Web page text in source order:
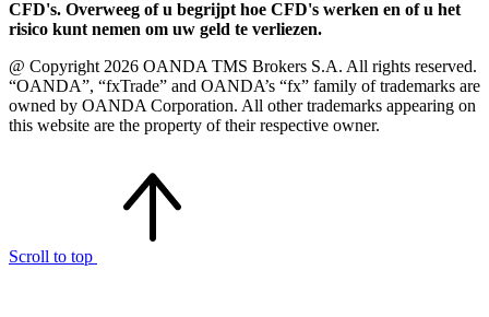
CFD's. Overweeg of u begrijpt hoe CFD's werken en of u het
risico kunt nemen om uw geld te verliezen.
@ Copyright 2026 OANDA TMS Brokers S.A. All rights reserved.
“OANDA”, “fxTrade” and OANDA’s “fx” family of trademarks are
owned by OANDA Corporation. All other trademarks appearing on
this website are the property of their respective owner.
Scroll to top